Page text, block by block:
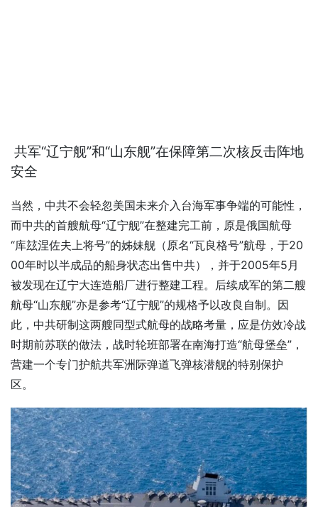
共军“辽宁舰”和“山东舰”在保障第二次核反击阵地
安全
当然，中共不会轻忽美国未来介入台海军事争端的可能性，
而中共的首艘航母“辽宁舰”在整建完工前，原是俄国航母
“库玆涅佐夫上将号”的姊妹舰（原名“瓦良格号”航母，于20
00年时以半成品的船身状态出售中共），并于2005年5月
被发现在辽宁大连造船厂进行整建工程。后续成军的第二艘
航母“山东舰”亦是参考“辽宁舰”的规格予以改良自制。因
此，中共研制这两艘同型式航母的战略考量，应是仿效冷战
时期前苏联的做法，战时轮班部署在南海打造“航母堡垒”，
营建一个专门护航共军洲际弹道飞弹核潜舰的特别保护
区。